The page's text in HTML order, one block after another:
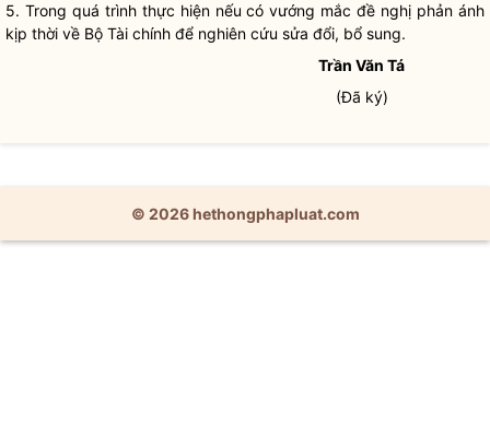
5. Trong quá trình thực hiện nếu có vướng mắc đề nghị phản ánh
kịp thời về Bộ Tài chính để nghiên cứu sửa đổi, bổ sung.
Trần Văn Tá
(Đã ký)
© 2026 hethongphapluat.com